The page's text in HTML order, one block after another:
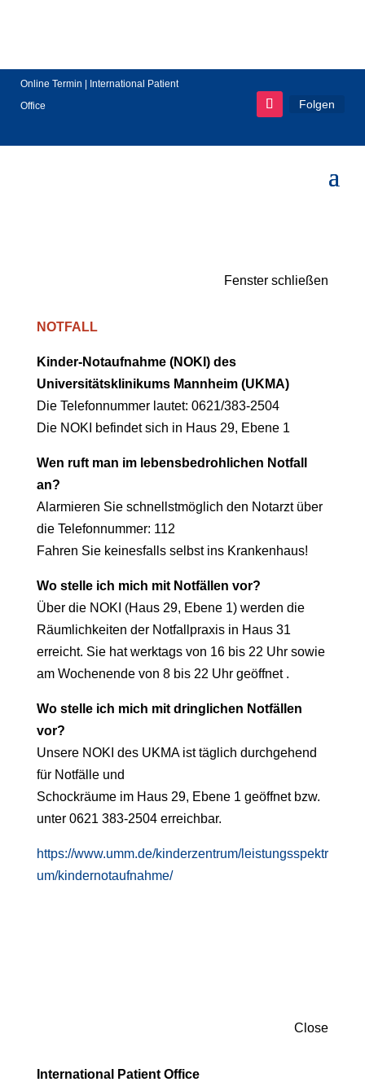
Online Termin
International Patient
Office
Folgen
Fenster schließen
NOTFALL
Kinder-Notaufnahme (NOKI) des
Universitätsklinikums Mannheim (UKMA)
Die Telefonnummer lautet: 0621/383-2504
Die NOKI befindet sich in Haus 29, Ebene 1
Wen ruft man im lebensbedrohlichen Notfall
an?
Alarmieren Sie schnellstmöglich den Notarzt über
die Telefonnummer: 112
Fahren Sie keinesfalls selbst ins Krankenhaus!
Wo stelle ich mich mit Notfällen vor?
Über die NOKI (Haus 29, Ebene 1) werden die
Räumlichkeiten der Notfallpraxis in Haus 31
erreicht. Sie hat werktags von 16 bis 22 Uhr sowie
am Wochenende von 8 bis 22 Uhr geöffnet .
Wo stelle ich mich mit dringlichen Notfällen
vor?
Unsere NOKI des UKMA ist täglich durchgehend
für Notfälle und
Schockräume im Haus 29, Ebene 1 geöffnet bzw.
unter 0621 383-2504 erreichbar.
https://www.umm.de/kinderzentrum/leistungsspektr
um/kindernotaufnahme/
Close
International Patient Office